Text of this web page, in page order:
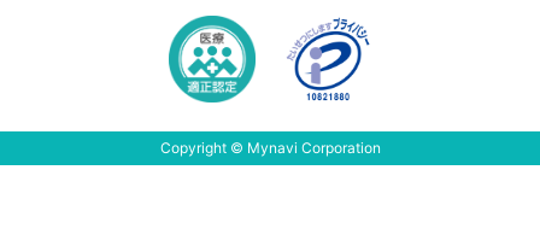
Copyright © Mynavi Corporation